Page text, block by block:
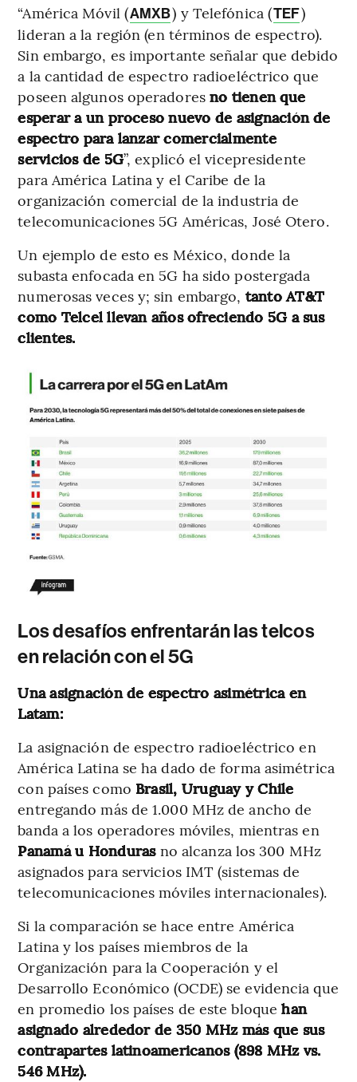
“América Móvil (AMXB) y Telefónica (TEF)
lideran a la región (en términos de espectro).
Sin embargo, es importante señalar que debido
a la cantidad de espectro radioeléctrico que
poseen algunos operadores no tienen que
esperar a un proceso nuevo de asignación de
espectro para lanzar comercialmente
servicios de 5G”, explicó el vicepresidente
para América Latina y el Caribe de la
organización comercial de la industria de
telecomunicaciones 5G Américas, José Otero.
Un ejemplo de esto es México, donde la
subasta enfocada en 5G ha sido postergada
numerosas veces y; sin embargo, tanto AT&T
como Telcel llevan años ofreciendo 5G a sus
clientes.
Losdesafíos enfrentarán las telcos
en relación con el 5G
Una asignación de espectro asimétrica en
Latam:
La asignación de espectro radioeléctrico en
América Latina se ha dado de forma asimétrica
con países como Brasil, Uruguay y Chile
entregando más de 1.000 MHz de ancho de
banda a los operadores móviles, mientras en
Panamá u Honduras no alcanza los 300 MHz
asignados para servicios IMT (sistemas de
telecomunicaciones móviles internacionales).
Si la comparación se hace entre América
Latina y los países miembros de la
Organización para la Cooperación y el
Desarrollo Económico (OCDE) se evidencia que
en promedio los países de este bloque han
asignado alrededor de 350 MHz más que sus
contrapartes latinoamericanos (898 MHz vs.
546 MHz).